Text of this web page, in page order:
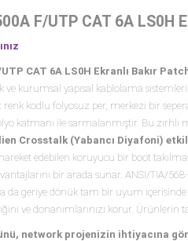
F/UTP CAT 6A LS0H
CAT 6A LS0H Ekranlı Bakır
ve kurumsal yapısal kablolama
renk kodlu folyosuz per, merkezi bir
katmanı ile sarmalanmıştır. Bu
Crosstalk (Yabancı Diyafoni)
edebilen koruyucu bir boot
bir arada sunar. ANSI/TIA/
da geriye dönük tam bir uyum içerisinde
ve donanımlarınızı korur. Ürünlerin
network projenizin ihtiyacına